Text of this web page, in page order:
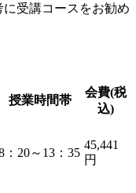
受講コースをお勧め
授業時間帯
会費(税
込)
：20～13：35
45,441
円